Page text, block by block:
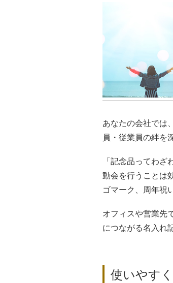
あなたの会社では
員・従業員の絆を
「記念品ってわ
動会を行うことは
ゴマーク、周年祝
オフィスや営業先
につながる名入れ
使いやす